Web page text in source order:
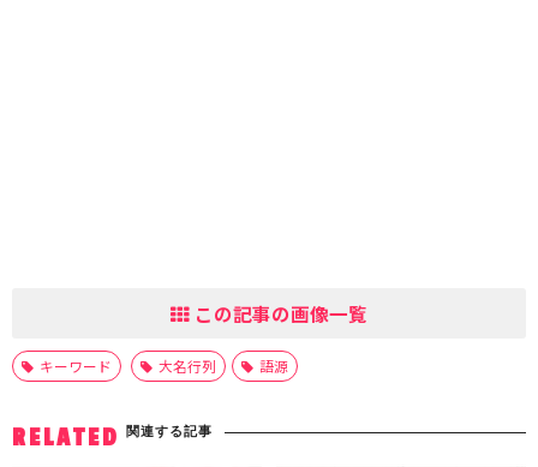
この記事の画像一覧
キーワード 大名行列 語源
RELATED 関連する記事